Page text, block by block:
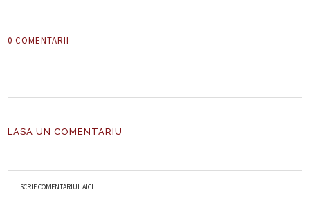
0 COMENTARII
LASA UN COMENTARIU